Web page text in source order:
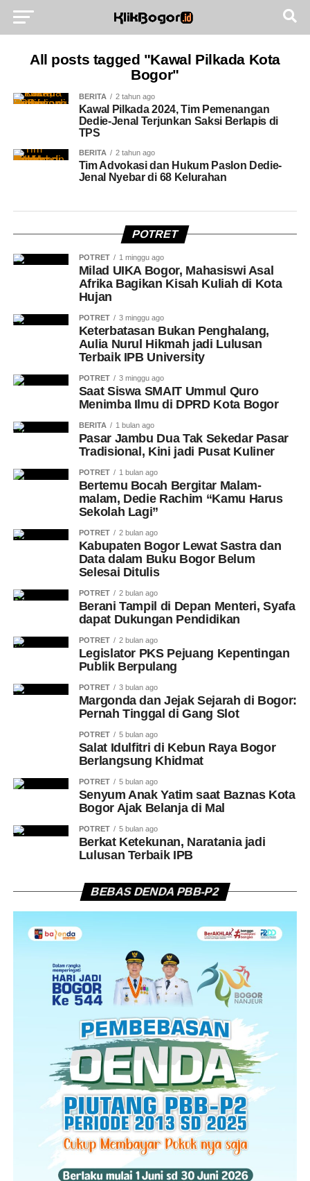
All posts tagged "Kawal Pilkada Kota
Bogor"
BERITA 2 tahun ago
Kawal Pilkada 2024, Tim Pemenangan
Dedie-Jenal Terjunkan Saksi Berlapis di
TPS
BERITA 2 tahun ago
Tim Advokasi dan Hukum Paslon Dedie-
Jenal Nyebar di 68 Kelurahan
POTRET
POTRET 1 minggu ago
Milad UIKA Bogor, Mahasiswi Asal
Afrika Bagikan Kisah Kuliah di Kota
Hujan
POTRET 3 minggu ago
Keterbatasan Bukan Penghalang,
Aulia Nurul Hikmah jadi Lulusan
Terbaik IPB University
POTRET 3 minggu ago
Saat Siswa SMAIT Ummul Quro
Menimba Ilmu di DPRD Kota Bogor
BERITA 1 bulan ago
Pasar Jambu Dua Tak Sekedar Pasar
Tradisional, Kini jadi Pusat Kuliner
POTRET 1 bulan ago
Bertemu Bocah Bergitar Malam-
malam, Dedie Rachim “Kamu Harus
Sekolah Lagi”
POTRET 2 bulan ago
Kabupaten Bogor Lewat Sastra dan
Data dalam Buku Bogor Belum
Selesai Ditulis
POTRET 2 bulan ago
Berani Tampil di Depan Menteri, Syafa
dapat Dukungan Pendidikan
POTRET 2 bulan ago
Legislator PKS Pejuang Kepentingan
Publik Berpulang
POTRET 3 bulan ago
Margonda dan Jejak Sejarah di Bogor:
Pernah Tinggal di Gang Slot
POTRET 5 bulan ago
Salat Idulfitri di Kebun Raya Bogor
Berlangsung Khidmat
POTRET 5 bulan ago
Senyum Anak Yatim saat Baznas Kota
Bogor Ajak Belanja di Mal
POTRET 5 bulan ago
Berkat Ketekunan, Naratania jadi
Lulusan Terbaik IPB
BEBAS DENDA PBB-P2